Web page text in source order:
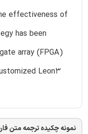
effectiveness of
has been
array (FPGA)
Leon3
نمونه چکیده ترجمه متن